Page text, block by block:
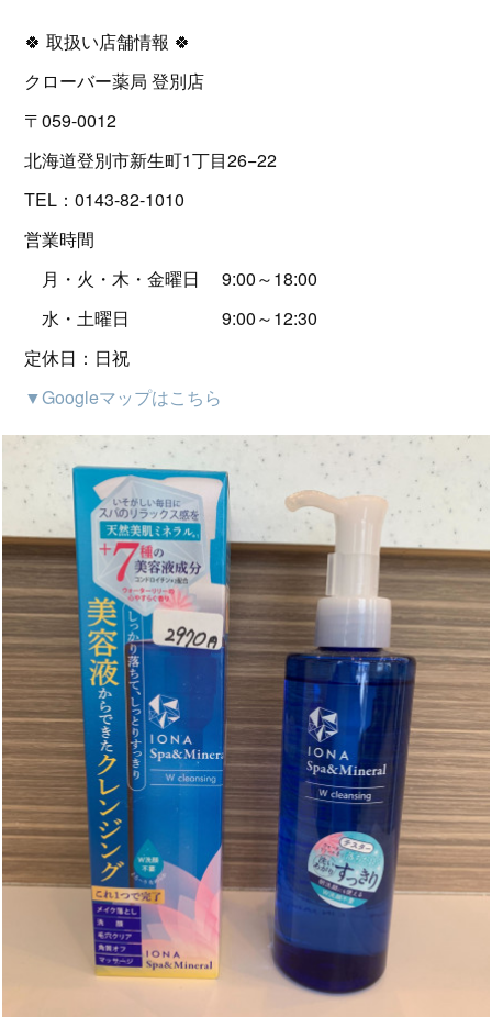
🍀 取扱い店舗情報 🍀
クローバー薬局 登別店
〒059-0012
北海道登別市新生町1丁目26−22
TEL：0143-82-1010
営業時間
月・火・木・金曜日 9:00～18:00
水・土曜日 9:00～12:30
定休日：日祝
▼Googleマップはこちら